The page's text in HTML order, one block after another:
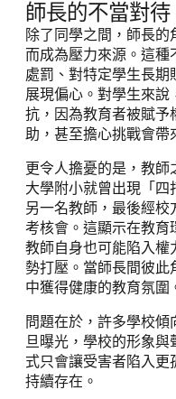
師長的不當對
除了同學之間，師長
而成為壓力來源。這種
處罰、對特定學生長期
展現偏心。對學生來說
抗，因為教育者被賦予
助，甚至擔心挑戰會帶
更令人擔憂的是，教
大學附小就曾出現「四
另一名教師，最後經校
考核會。這顯示在教育
教師自身也可能陷入權
勢打壓。當師長間彼此
中獲得健康的教育氛圍
問題在於，許多學校
旦曝光，學校的形象
式只會讓受害者陷入更
持續存在。